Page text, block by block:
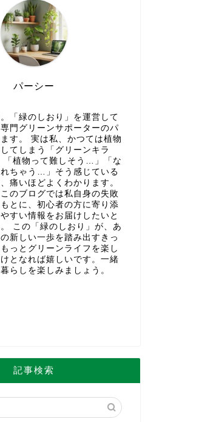
パーシー
「緑のしおり」を運営して
門グリーンサポーターのパ
す。 実は私、かつては植物
てしまう「グリーンキラ
「植物って難しそう…」「な
ちゃう…」そう感じている
痛いほどよくわかります。
のブログでは私自身の失敗
とに、初心者の方に寄り添
すい情報をお届けしたいと
この「緑のしおり」が、あ
新しい一歩を踏み出すきっ
っとグリーンライフを楽し
となれば嬉しいです。一緒
らしを楽しみましょう。
記事検索